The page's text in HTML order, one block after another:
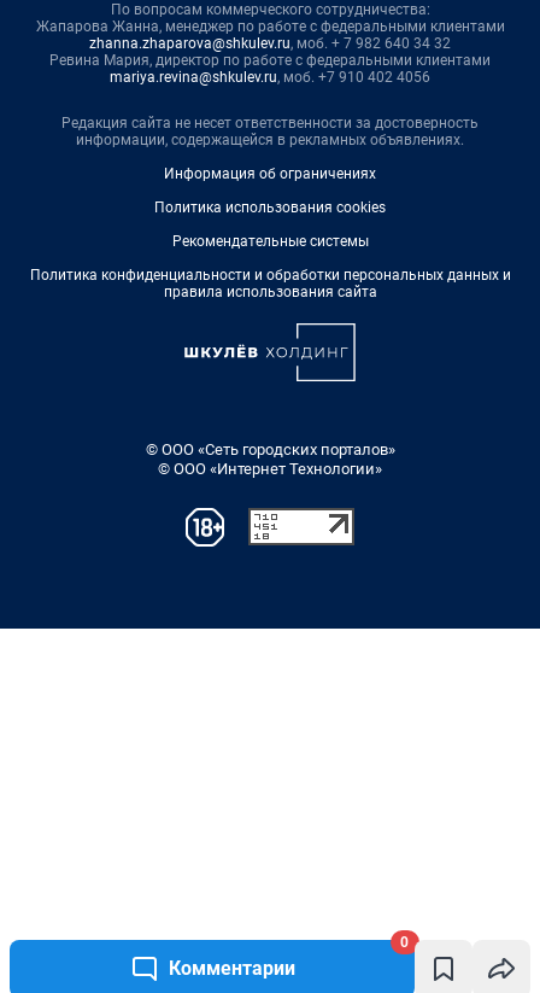
Комментарии
0
По вопросам коммерческого сотрудничества:
Жапарова Жанна, менеджер по работе с федеральными клиентами
zhanna.zhaparova@shkulev.ru, моб. + 7 982 640 34 32
Ревина Мария, директор по работе с федеральными клиентами
mariya.revina@shkulev.ru, моб. +7 910 402 4056
Редакция сайта не несет ответственности за достоверность
информации, содержащейся в рекламных объявлениях.
Информация об ограничениях
Политика использования cookies
Рекомендательные системы
Политика конфиденциальности и обработки персональных данных и
правила использования сайта
© ООО «Сеть городских порталов»
© ООО «Интернет Технологии»